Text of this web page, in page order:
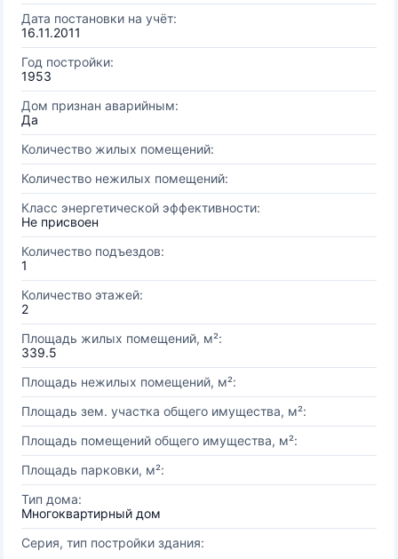
Дата постановки на учёт:
16.11.2011
Год постройки:
1953
Дом признан аварийным:
Да
Количество жилых помещений:
Количество нежилых помещений:
Класс энергетической эффективности:
Не присвоен
Количество подъездов:
1
Количество этажей:
2
Площадь жилых помещений, м²:
339.5
Площадь нежилых помещений, м²:
Площадь зем. участка общего имущества, м²:
Площадь помещений общего имущества, м²:
Площадь парковки, м²:
Тип дома:
Многоквартирный дом
Серия, тип постройки здания: